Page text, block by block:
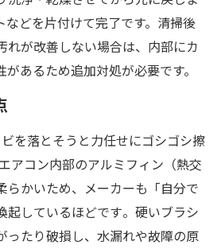
などを片付けて完了です。清掃後
れが改善しない場合は、内部にカ
あるため追加対処が必要です。
を落とそうと力任せにゴシゴシ擦
アコン内部のアルミフィン（熱交
らかいため、メーカーも「自分で
起しているほどです​。硬いブラシ
ったり破損し、水漏れや故障の原